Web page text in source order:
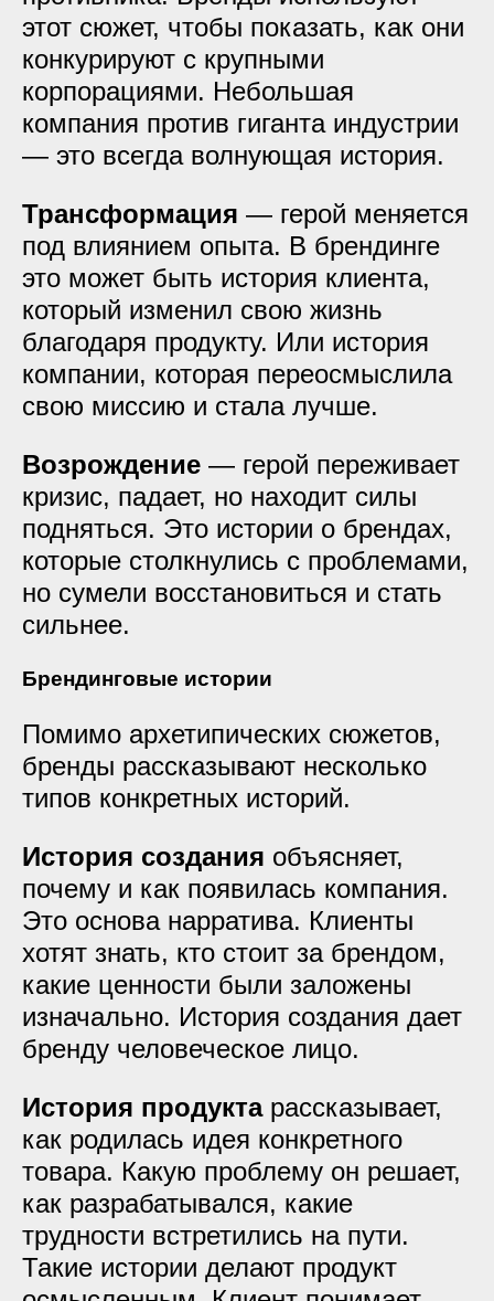
этот сюжет, чтобы показать, как они
конкурируют с крупными
корпорациями. Небольшая
компания против гиганта индустрии
— это всегда волнующая история.
Трансформация — герой меняется
под влиянием опыта. В брендинге
это может быть история клиента,
который изменил свою жизнь
благодаря продукту. Или история
компании, которая переосмыслила
свою миссию и стала лучше.
Возрождение — герой переживает
кризис, падает, но находит силы
подняться. Это истории о брендах,
которые столкнулись с проблемами,
но сумели восстановиться и стать
сильнее.
Брендинговые истории
Помимо архетипических сюжетов,
бренды рассказывают несколько
типов конкретных историй.
История создания объясняет,
почему и как появилась компания.
Это основа нарратива. Клиенты
хотят знать, кто стоит за брендом,
какие ценности были заложены
изначально. История создания дает
бренду человеческое лицо.
История продуктарассказывает,
как родилась идея конкретного
товара. Какую проблему он решает,
как разрабатывался, какие
трудности встретились на пути.
Такие истории делают продукт